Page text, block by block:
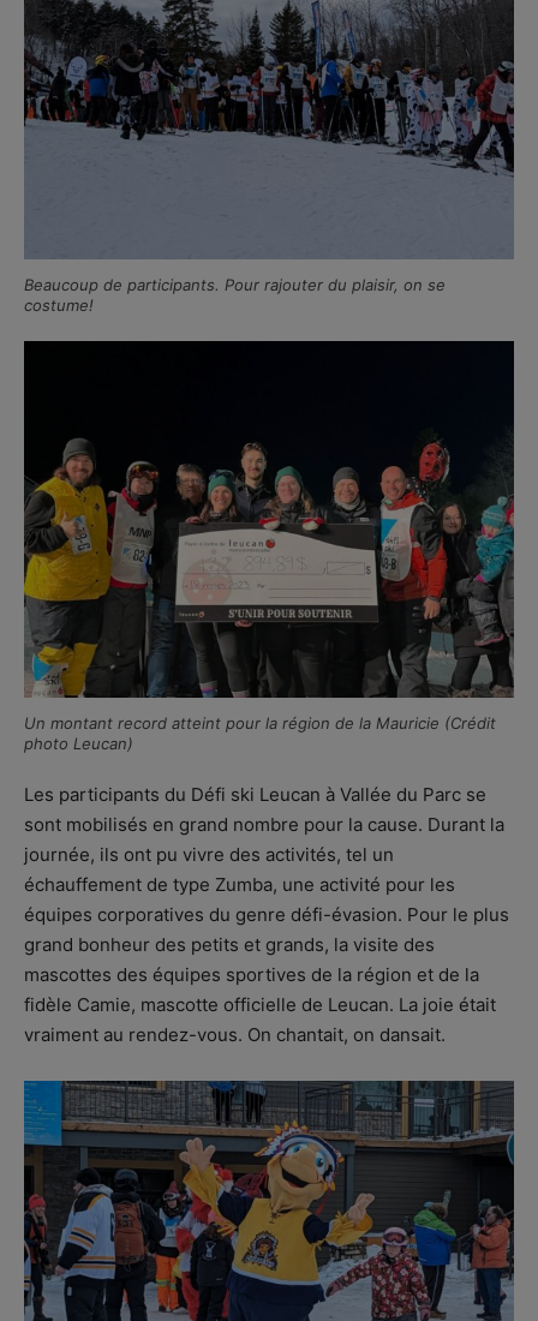
Beaucoup de participants. Pour rajouter du plaisir, on se
costume!
Un montant record atteint pour la région de la Mauricie (Crédit
photo Leucan)
Les participants du Défi ski Leucan à Vallée du Parc se
sont mobilisés en grand nombre pour la cause. Durant la
journée, ils ont pu vivre des activités, tel un
échauffement de type Zumba, une activité pour les
équipes corporatives du genre défi-évasion. Pour le plus
grand bonheur des petits et grands, la visite des
mascottes des équipes sportives de la région et de la
fidèle Camie, mascotte officielle de Leucan. La joie était
vraiment au rendez-vous. On chantait, on dansait.